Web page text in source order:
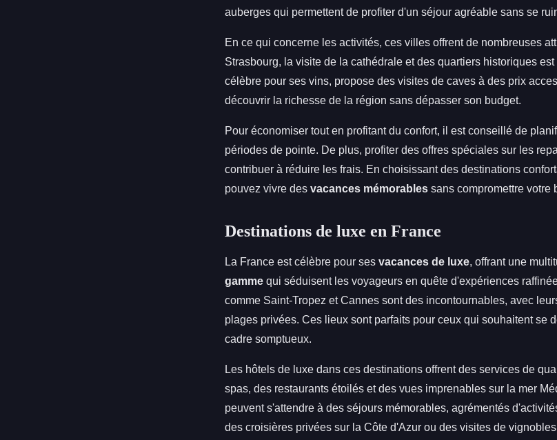
auberges qui permettent de profiter d'un séjour agréable sans se
En ce qui concerne les activités, ces villes offrent de nombreuses
Strasbourg, la visite de la cathédrale et des quartiers historiques
célèbre pour ses vins, propose des visites de caves à des prix
découvrir la richesse de la région sans dépasser son budget.
Pour économiser tout en profitant du confort, il est conseillé de
périodes de pointe. De plus, profiter des offres spéciales sur les
contribuer à réduire les frais. En choisissant des destinations
pouvez vivre des vacances mémorables sans compromettre votre
Destinations de luxe en France
La France est célèbre pour ses vacances de luxe, offrant une
gamme qui séduisent les voyageurs en quête d'expériences
comme Saint-Tropez et Cannes sont des incontournables, avec
plages privées. Ces lieux sont parfaits pour ceux qui souhaitent se
cadre somptueux.
Les hôtels de luxe dans ces destinations offrent des services de
spas, des restaurants étoilés et des vues imprenables sur la mer
peuvent s'attendre à des séjours mémorables, agrémentés
des croisières privées sur la Côte d'Azur ou des visites de